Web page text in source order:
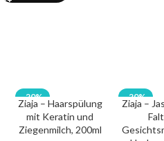
-20%
Ziaja – Haarspülung
mit Keratin und
Ziegenmilch, 200ml
-20%
Ziaja –